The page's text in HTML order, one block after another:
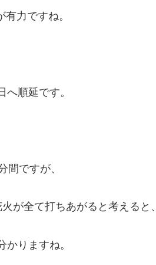
力ですね。
へ順延です。
間ですが、
が全て打ちあがると考えると、
かりますね。